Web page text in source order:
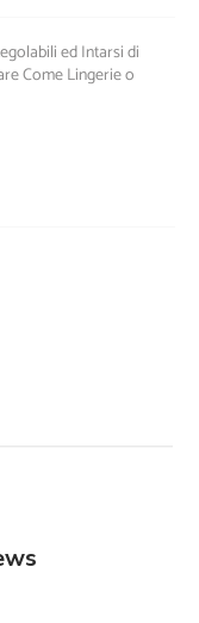
ed Intarsi di
Come Lingerie o